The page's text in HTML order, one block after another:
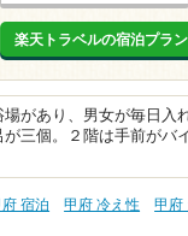
楽天トラベルの宿泊プラ
があり、男女が毎日入
三個。２階は手前がバ
宿泊 甲府 冷え性 甲府